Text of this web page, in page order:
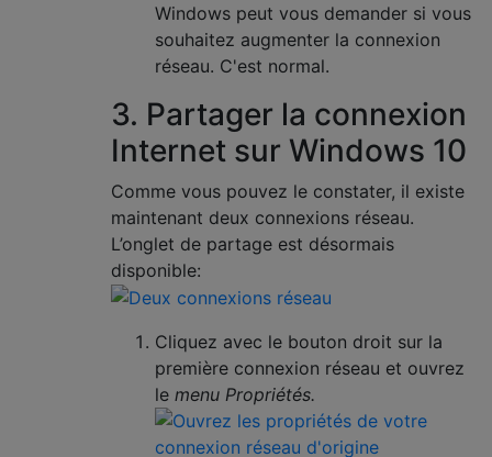
Windows peut vous demander si vous
souhaitez augmenter la connexion
réseau. C'est normal.
3. Partager la connexion
Internet sur Windows 10
Comme vous pouvez le constater, il existe
maintenant deux connexions réseau.
L’onglet de partage est désormais
disponible:
Cliquez avec le bouton droit sur la
première connexion réseau et ouvrez
le menu Propriétés.